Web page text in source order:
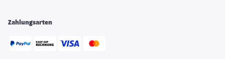
Zahlungsarten